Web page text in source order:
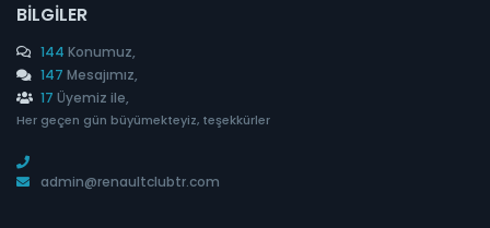
BILGILER
144 Konumuz,
147 Mesajımız,
17 Üyemiz ile,
Her geçen gün büyümekteyiz, teşekkürler
admin@renaultclubtr.com